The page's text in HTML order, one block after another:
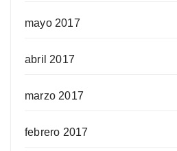
mayo 2017
abril 2017
marzo 2017
febrero 2017